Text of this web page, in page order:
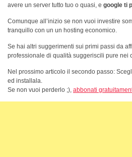
avere un server tutto tuo o quasi, e google ti
Comunque all’inizio se non vuoi investire
tranquillo con un un hosting economico.
Se hai altri suggerimenti sui primi passi da
professionale di qualità suggeriscili pure nei
Nel prossimo articolo il secondo passo:
ed installala.
Se non vuoi perderlo ;), abbonati